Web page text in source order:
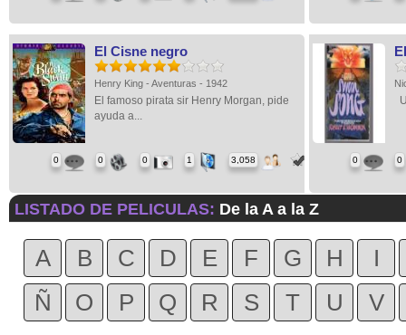
El Cisne negro
Henry King - Aventuras - 1942
El famoso pirata sir Henry Morgan, pide
ayuda a...
0 0 0 1 3,058 0 0
LISTADO DE PELICULAS: De la A a la Z
A B C D E F G H
I
Ñ
O P Q R S T U V